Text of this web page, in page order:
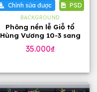
Chỉnh sửa được PSD
BACKGROUND
Phông nền lễ Giỗ tổ
Hùng Vương 10-3 sang
35.000₫